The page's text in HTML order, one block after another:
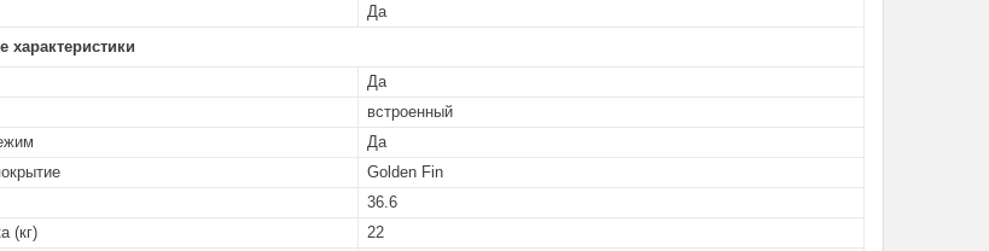
Да
характеристики
Да
встроенный
Да
Golden Fin
36.6
(кг)
22